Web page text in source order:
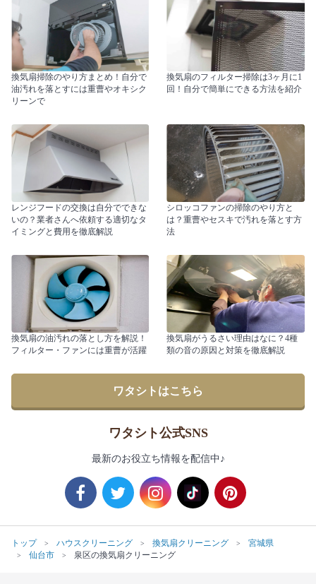
換気扇掃除のやり方まとめ！自分で
油汚れを落とすには重曹やオキシク
リーンで
換気扇のフィルター掃除は3ヶ月に1
回！自分で簡単にできる方法を紹介
レンジフードの交換は自分でできな
いの？業者さんへ依頼する適切なタ
イミングと費用を徹底解説
シロッコファンの掃除のやり方と
は？重曹やセスキで汚れを落とす方
法
換気扇の油汚れの落とし方を解説！
フィルター・ファンには重曹が活躍
換気扇がうるさい理由はなに？4種
類の音の原因と対策を徹底解説
ワタシトはこちら
ワタシト公式SNS
最新のお役立ち情報を配信中♪
トップ ハウスクリーニング 換気扇クリーニング
宮城県
仙台市
泉区の換気扇クリーニング